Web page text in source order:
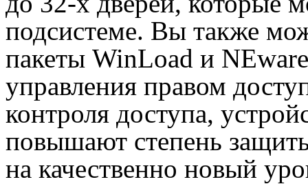
подсистеме. Вы также
пакеты WinLoad и
управления правом
контроля доступа,
повышают степень
на качественно новый